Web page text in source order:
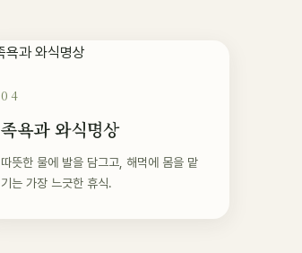
04
족욕과 와식명상
따뜻한 물에 발을 담그고, 해먹에 몸을 맡
기는 가장 느긋한 휴식.